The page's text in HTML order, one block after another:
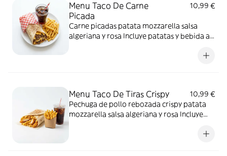
Menu Taco De Carne
Picada
10,99 €
Carne picadas patata mozzarella salsa
algeriana y rosa Incluye patatas y bebida a
Menu Taco De Tiras Crispy
10,99 €
Pechuga de pollo rebozada crispy patata
mozzarella salsa algeriana y rosa Incluye